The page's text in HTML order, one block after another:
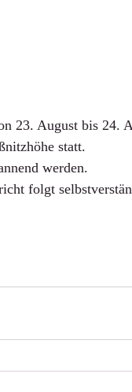
23. August bis 24.
statt.
werden.
folgt